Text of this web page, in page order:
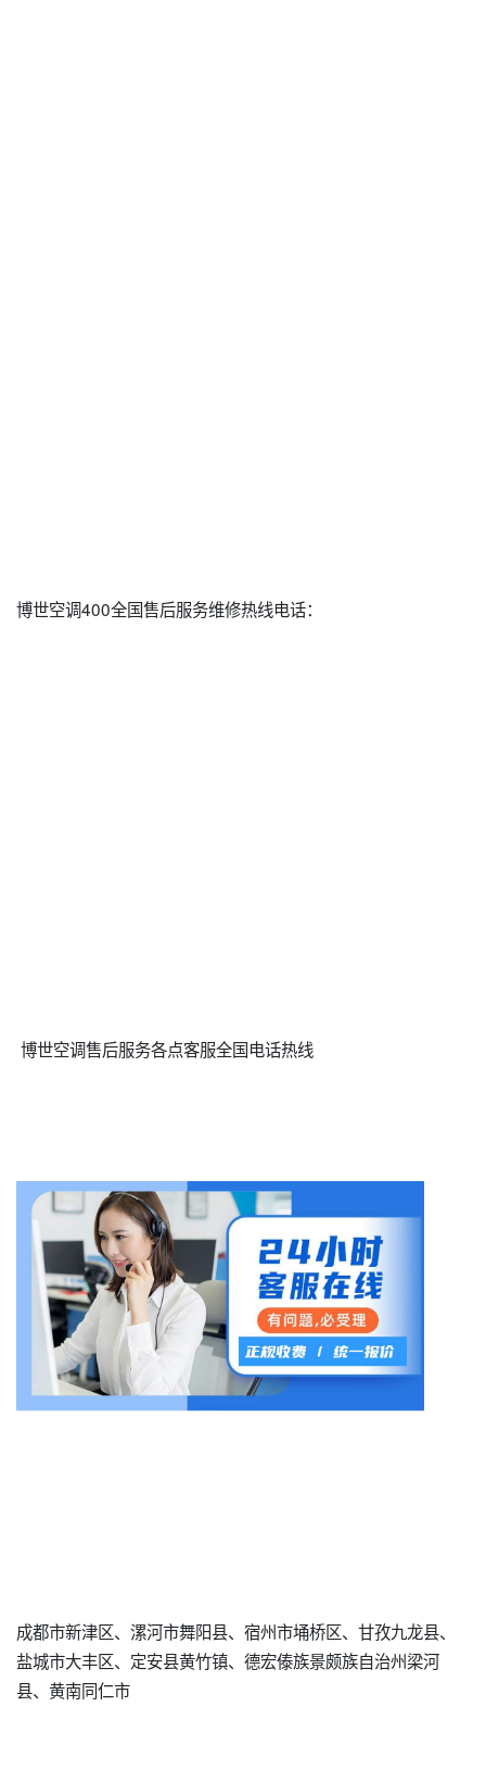
博世空调400全国售后服务维修热线电话：
博世空调售后服务各点客服全国电话热线
成都市新津区、漯河市舞阳县、宿州市埇桥区、甘孜九龙县、
盐城市大丰区、定安县黄竹镇、德宏傣族景颇族自治州梁河
县、黄南同仁市